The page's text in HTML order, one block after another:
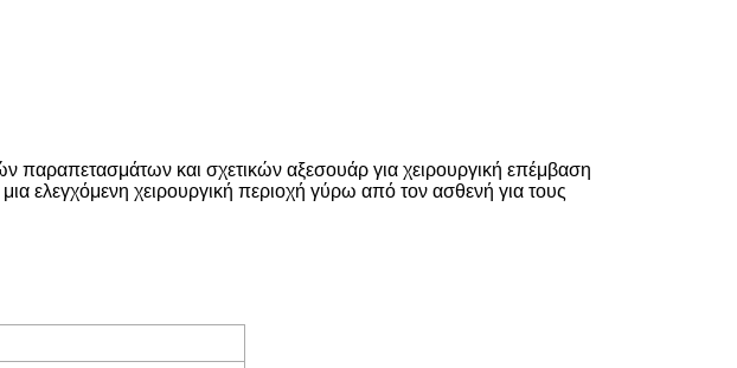
παραπετασμάτων και σχετικών αξεσουάρ για χειρουργική επέμβαση
ελεγχόμενη χειρουργική περιοχή γύρω από τον ασθενή για τους